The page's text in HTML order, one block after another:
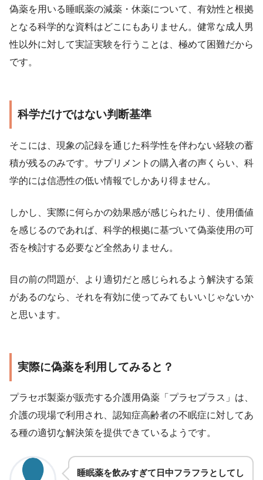
偽薬を用いる睡眠薬の減薬・休薬について、有効性と根拠
となる科学的な資料はどこにもありません。健常な成人男
性以外に対して実証実験を行うことは、極めて困難だから
です。
科学だけではない判断基準
そこには、現象の記録を通じた科学性を伴わない経験の蓄
積が残るのみです。サプリメントの購入者の声くらい、科
学的には信憑性の低い情報でしかあり得ません。
しかし、実際に何らかの効果感が感じられたり、使用価値
を感じるのであれば、科学的根拠に基づいて偽薬使用の可
否を検討する必要など全然ありません。
目の前の問題が、より適切だと感じられるよう解決する策
があるのなら、それを有効に使ってみてもいいじゃないか
と思います。
実際に偽薬を利用してみると？
プラセボ製薬が販売する介護用偽薬「プラセプラス」は、
介護の現場で利用され、認知症高齢者の不眠症に対してあ
る種の適切な解決策を提供できているようです。
睡眠薬を飲みすぎて日中フラフラとしてし